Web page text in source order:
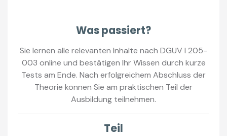
Was passiert?
Sie lernen alle relevanten Inhalte nach DGUV I 205-
003 online und bestätigen Ihr Wissen durch kurze
Tests am Ende. Nach erfolgreichem Abschluss der
Theorie können Sie am praktischen Teil der
Ausbildung teilnehmen.
Teil